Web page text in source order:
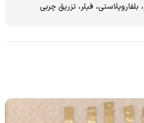
بلفاروپلاستی، فیلر، تزریق چربی